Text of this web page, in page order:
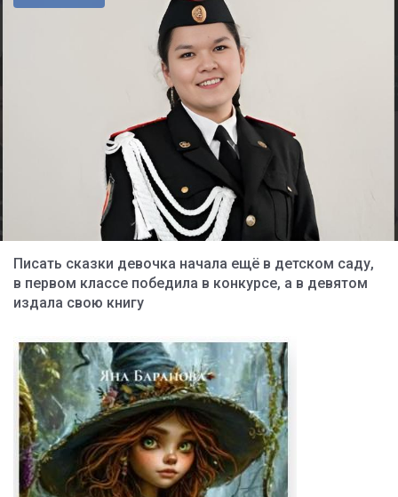
Писать сказки девочка начала ещё в детском саду,
в первом классе победила в конкурсе, а в девятом
издала свою книгу